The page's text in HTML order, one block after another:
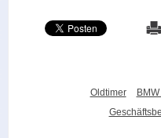
Oldtimer